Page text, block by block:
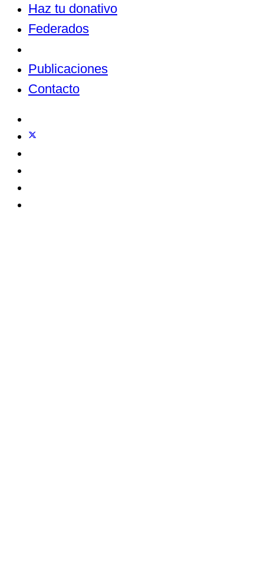
Haz tu donativo
Federados
Publicaciones
Contacto